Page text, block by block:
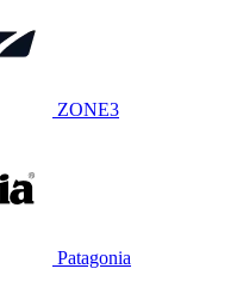
ZONE3
Patagonia